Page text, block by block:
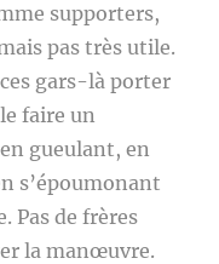
supporters,
pas très utile.
gars-là porter
faire un
gueulant, en
s’époumonant
Pas de frères
la manœuvre.